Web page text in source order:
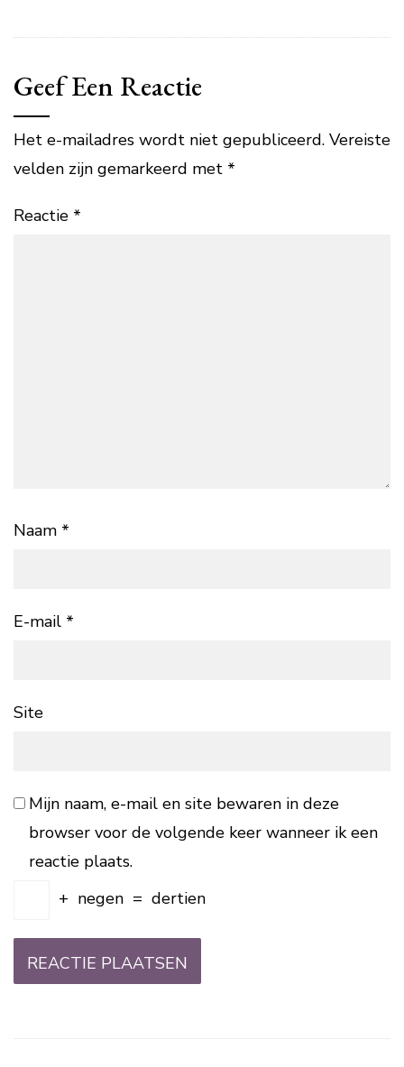
Geef Een Reactie
Het e-mailadres wordt niet gepubliceerd. Vereiste
velden zijn gemarkeerd met *
Reactie *
Naam *
E-mail *
Site
Mijn naam, e-mail en site bewaren in deze
browser voor de volgende keer wanneer ik een
reactie plaats.
+ negen = dertien